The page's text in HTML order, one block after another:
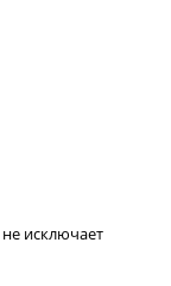
исключает